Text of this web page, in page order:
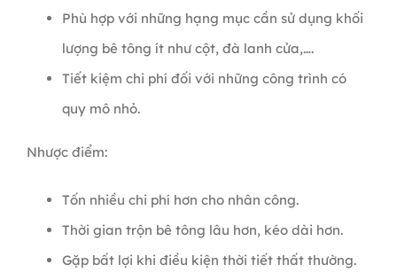
Phù hợp với những hạng mục cần sử dụng khối
lượng bê tông ít như cột, đà lanh cửa,….
Tiết kiệm chi phí đối với những công trình có
quy mô nhỏ.
Nhược điểm:
Tốn nhiều chi phí hơn cho nhân công.
Thời gian trộn bê tông lâu hơn, kéo dài hơn.
Gặp bất lợi khi điều kiện thời tiết thất thường.